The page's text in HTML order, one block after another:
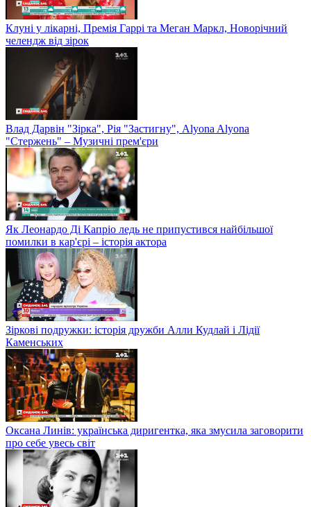
Клуні у лікарні, Премія Гаррі та Меган Маркл, Новорічний
челендж від зірок
Влад Дарвін "Зірка", Рія "Застигну", Alyona Alyona
"Стержень" – Музичні прем'єри
Як Леонардо Ді Капріо ледь не припустився найбільшої
помилки в кар'єрі – історія актора
Зіркові подружки: історія дружби Алли Кудлай і Лідії
Каменських
Оксана Линів: українська диригентка, яка змусила заговорити
про себе увесь світ